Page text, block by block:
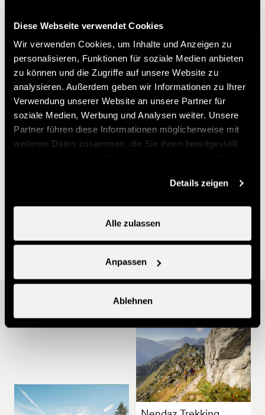
Diese Webseite verwendet Cookies
Wir verwenden Cookies, um Inhalte und Anzeigen zu
personalisieren, Funktionen für soziale Medien anbieten
zu können und die Zugriffe auf unsere Website zu
analysieren. Außerdem geben wir Informationen zu Ihrer
Verwendung unserer Website an unsere Partner für
soziale Medien, Werbung und Analysen weiter. Unsere
Partner führen diese Informationen möglicherweise mit
weiteren Daten zusammen, die Sie ihnen bereitgestellt
Details zeigen
Alle zulassen
Anpassen
Ablehnen
Preise
Preis (Ticketverkauf bei Nendaz Tourisme)
Einzelner Kurs 14.-CHF
Abo-Karte 70.-CHF
- Möglichkeit bei Nendaz Tourisme eine Multi-Sport-
Karte zu kaufen